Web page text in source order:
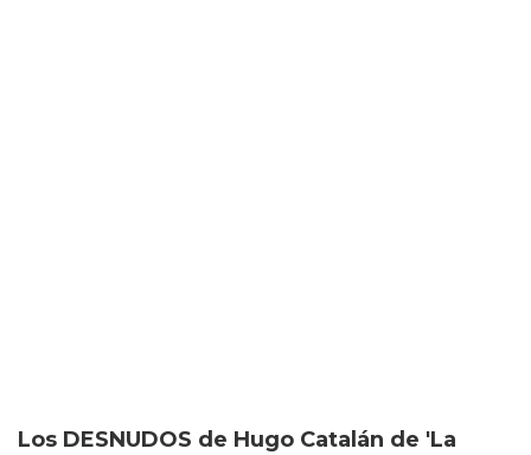
Los DESNUDOS de Hugo Catalán de 'La